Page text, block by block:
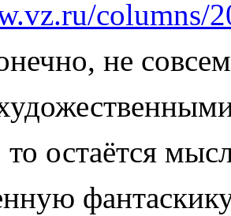
columns/
не
остаётся